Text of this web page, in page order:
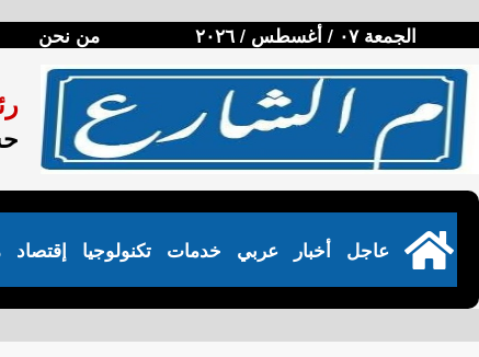
الجمعة ٠٧ / أغسطس / ٢٠٢٦ من نحن
إقتصاد تكنولوجيا خدمات عربي أخبار عاجل